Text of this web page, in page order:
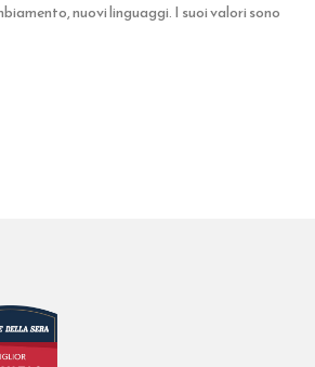
nuovi linguaggi. I suoi valori sono